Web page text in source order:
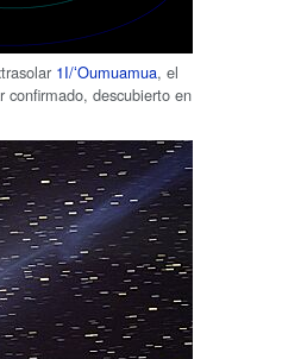
1I/ʻOumuamua, el
confirmado, descubierto en